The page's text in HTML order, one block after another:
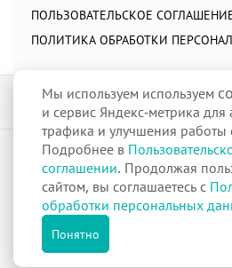
ПОЛЬЗОВАТЕЛЬСКОЕ
ПОЛИТИКА ОБРАБОТКИ
raduga-ural.ru ©
Группа компаний Радуга
ЛицензияЛ042-00110-77/00263680 от 07
Разрешение№Р013-00110-66/03100314
лекарственными препаратами от 02
Все права защищены
Мы используем используем
и сервис Яндекс-метрика для
трафика и улучшения работы
Подробнее в
соглашении. Продолжая
сайтом, вы соглашаетесь с
обработки персональных
Понятно